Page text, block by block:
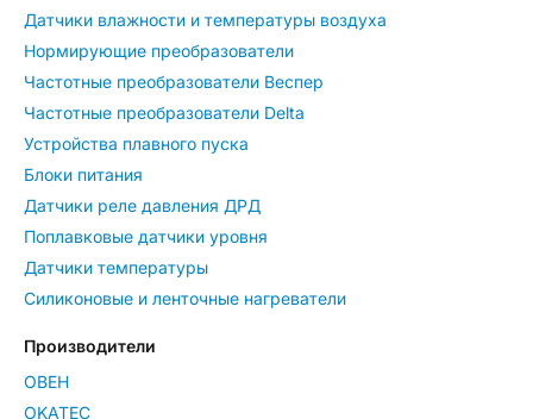
Датчики влажности и температуры воздуха
Нормирующие преобразователи
Частотные преобразователи Веспер
Частотные преобразователи Delta
Устройства плавного пуска
Блоки питания
Датчики реле давления ДРД
Поплавковые датчики уровня
Датчики температуры
Силиконовые и ленточные нагреватели
Производители
ОВЕН
OKATEC